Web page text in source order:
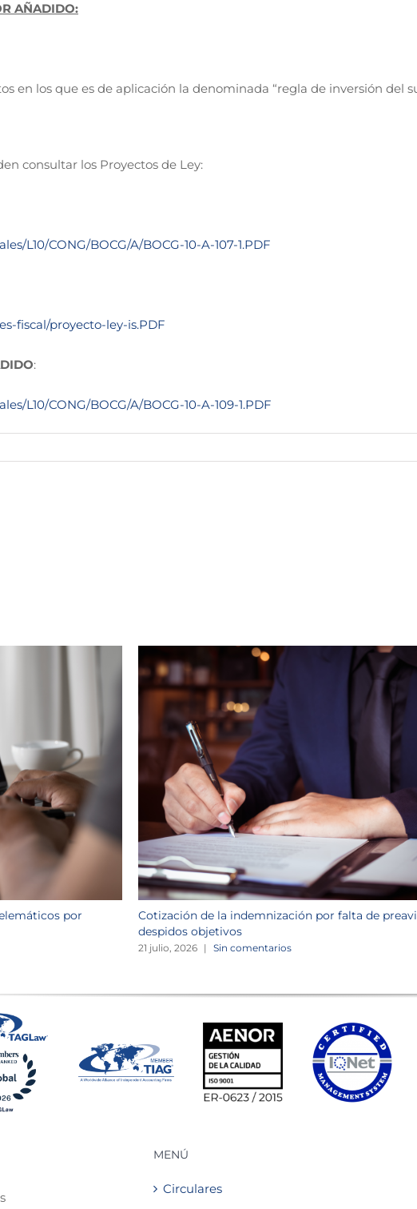
AÑADIDO:
en los que es de aplicación la denominada “regla de inversión del
consultar los Proyectos de Ley:
L10/CONG/BOCG/A/BOCG-10-A-107-1.PDF
fiscal/proyecto-ley-is.PDF
:
L10/CONG/BOCG/A/BOCG-10-A-109-1.PDF
por
Cotización de la indemnización por falta de
despidos objetivos
21 julio, 2026 | Sin comentarios
MENÚ
Circulares